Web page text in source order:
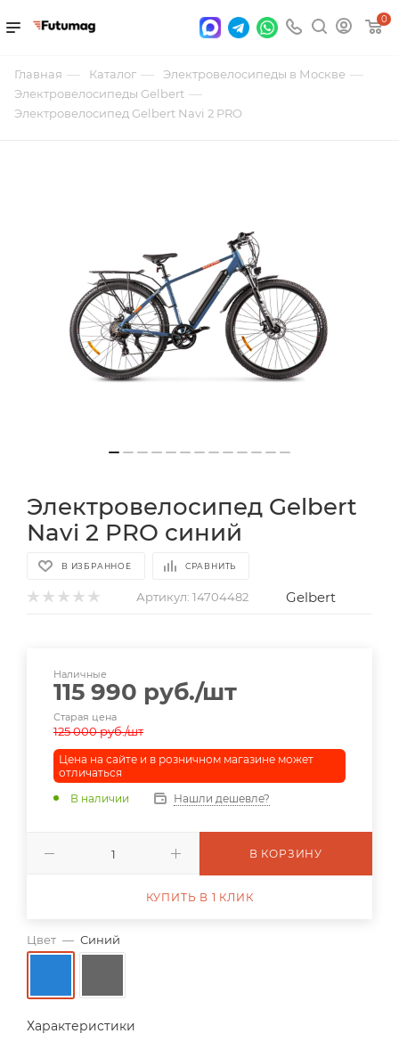
0
Главная — Каталог — Электровелосипеды в Москве —
Электровелосипеды Gelbert —
Электровелосипед Gelbert Navi 2 PRO
Электровелосипед Gelbert
Navi 2 PRO синий
В ИЗБРАННОЕ СРАВНИТЬ
Артикул: 14704482 Gelbert
Цвет — Синий
Характеристики
Наличные
115 990 руб./шт
Старая цена
125 000руб./шт
Цена на сайте и в розничном магазине может
отличаться
В наличии
Нашли дешевле?
В КОРЗИНУ
КУПИТЬ В 1 КЛИК